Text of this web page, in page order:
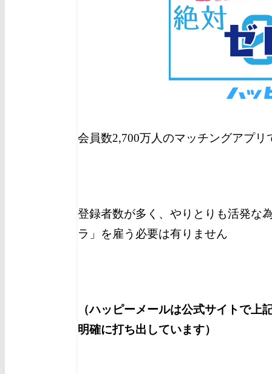
会員数2,700万人のマッチングアプ
登録者数が多く、やりとりも活発な
ラ」を雇う必要は有りません
（ハッピーメールは公式サイトで上
明確に打ち出しています）